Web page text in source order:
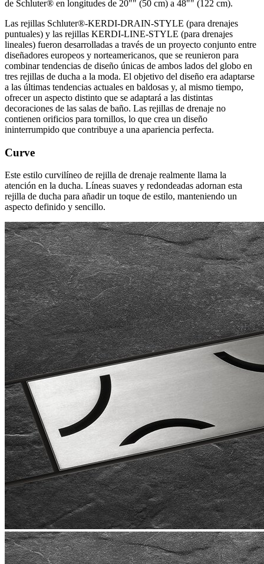
de Schluter® en longitudes de 20"" (50 cm) a 48"" (122 cm).
Las rejillas Schluter®-KERDI-DRAIN-STYLE (para drenajes
puntuales) y las rejillas KERDI-LINE-STYLE (para drenajes
lineales) fueron desarrolladas a través de un proyecto conjunto entre
diseñadores europeos y norteamericanos, que se reunieron para
combinar tendencias de diseño únicas de ambos lados del globo en
tres rejillas de ducha a la moda. El objetivo del diseño era adaptarse
a las últimas tendencias actuales en baldosas y, al mismo tiempo,
ofrecer un aspecto distinto que se adaptará a las distintas
decoraciones de las salas de baño. Las rejillas de drenaje no
contienen orificios para tornillos, lo que crea un diseño
ininterrumpido que contribuye a una apariencia perfecta.
Curve
Este estilo curvilíneo de rejilla de drenaje realmente llama la
atención en la ducha. Líneas suaves y redondeadas adornan esta
rejilla de ducha para añadir un toque de estilo, manteniendo un
aspecto definido y sencillo.